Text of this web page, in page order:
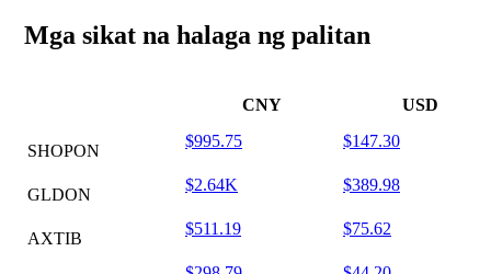
Mga sikat na halaga ng palitan
CNY USD
SHOPON
$995.75 $147.30
GLDON
$2.64K $389.98
AXTIB
$511.19 $75.62